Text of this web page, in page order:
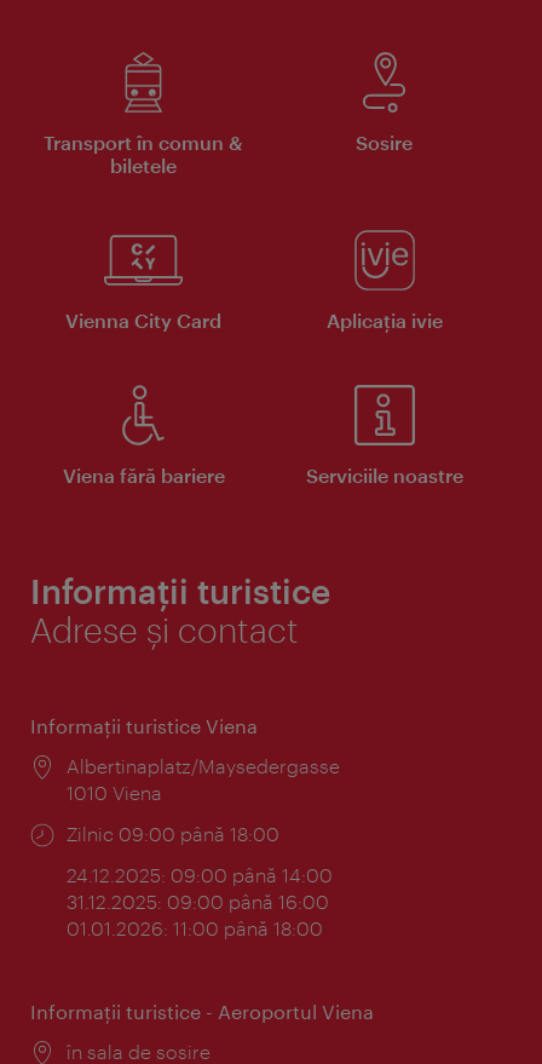
Transport în comun &
biletele
Sosire
Vienna City Card Aplicaţia ivie
Viena fără bariere Serviciile noastre
Informații turistice
Adrese și contact
Informaţii turistice Viena
Locul:
Albertinaplatz/Maysedergasse
1010 Viena
Program:
Zilnic 09:00 până 18:00
24.12.2025: 09:00 până 14:00
31.12.2025: 09:00 până 16:00
01.01.2026: 11:00 până 18:00
Informaţii turistice - Aeroportul Viena
Locul:
în sala de sosire